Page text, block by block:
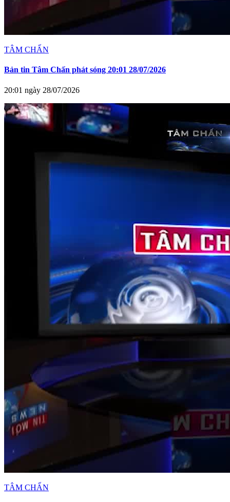
TÂM CHẤN
Bản tin Tâm Chấn phát sóng 20:01 28/07/2026
20:01 ngày 28/07/2026
TÂM CHẤN